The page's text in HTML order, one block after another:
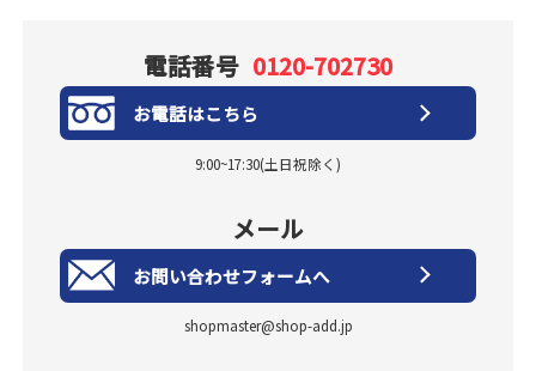
電話番号 0120-702730
お電話はこちら
9:00~17:30(土日祝除く)
メール
お問い合わせフォームへ
shopmaster@shop-add.jp